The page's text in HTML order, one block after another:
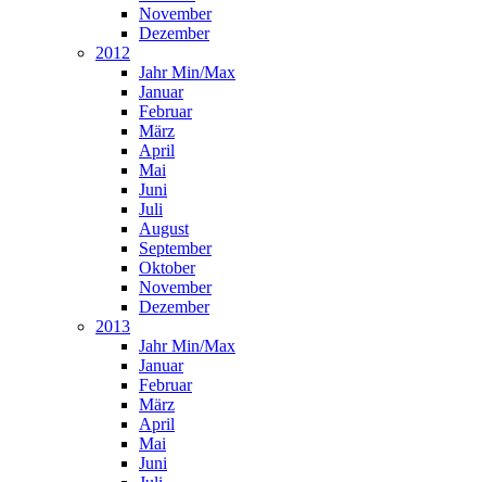
November
Dezember
2012
Jahr Min/Max
Januar
Februar
März
April
Mai
Juni
Juli
August
September
Oktober
November
Dezember
2013
Jahr Min/Max
Januar
Februar
März
April
Mai
Juni